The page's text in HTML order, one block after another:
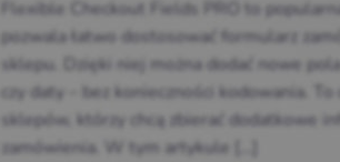
Flexible Checkout Fields PRO to
pozwala łatwo dostosować formularz
sklepu. Dzięki niej można dodać nowe
czy daty – bez konieczności kodowania. To
sklepów, którzy chcą zbierać dodatkowe
zamówienia. W tym artykule […]